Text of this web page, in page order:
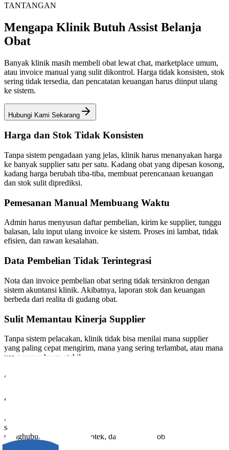
TANTANGAN
Mengapa Klinik Butuh Assist Belanja
Obat
Banyak klinik masih membeli obat lewat chat, marketplace umum,
atau invoice manual yang sulit dikontrol. Harga tidak konsisten, stok
sering tidak tersedia, dan pencatatan keuangan harus diinput ulang
ke sistem.
Hubungi Kami Sekarang
Harga dan Stok Tidak Konsisten
Tanpa sistem pengadaan yang jelas, klinik harus menanyakan harga
ke banyak supplier satu per satu. Kadang obat yang dipesan kosong,
kadang harga berubah tiba-tiba, membuat perencanaan keuangan
dan stok sulit diprediksi.
Pemesanan Manual Membuang Waktu
Admin harus menyusun daftar pembelian, kirim ke supplier, tunggu
balasan, lalu input ulang invoice ke sistem. Proses ini lambat, tidak
efisien, dan rawan kesalahan.
Data Pembelian Tidak Terintegrasi
Nota dan invoice pembelian obat sering tidak tersinkron dengan
sistem akuntansi klinik. Akibatnya, laporan stok dan keuangan
berbeda dari realita di gudang obat.
Sulit Memantau Kinerja Supplier
Tanpa sistem pelacakan, klinik tidak bisa menilai mana supplier
yang paling cepat mengirim, mana yang sering terlambat, atau mana
yang punya harga stabil.
ASSIST BELANJA OBAT
Apa Itu Assist Belanja Obat
Assist Belanja Obat adalah layanan pengadaan digital hasil kerja
sama antara Assist.id dan GPOS B2B, platform marketplace yang
menghubungkan klinik, apotek, dan distributor obat di seluruh
Indonesia. Dengan sistem ini, klinik bisa memesan obat langsung